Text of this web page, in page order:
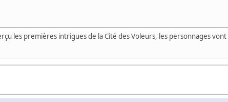
les premières intrigues de la Cité des Voleurs, les personnages